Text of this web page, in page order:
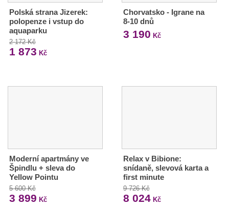
Polská strana Jizerek:
polopenze i vstup do
aquaparku
2 172 Kč
1 873 Kč
Chorvatsko - Igrane na
8-10 dnů
3 190 Kč
Moderní apartmány ve
Špindlu + sleva do
Yellow Pointu
5 600 Kč
3 899 Kč
Relax v Bibione:
snídaně, slevová karta a
first minute
9 726 Kč
8 024Kč